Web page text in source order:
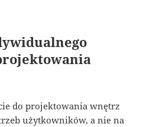
do projektowania wnętrz
użytkowników, a nie na